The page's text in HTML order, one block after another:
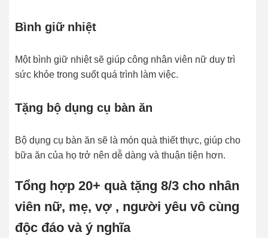
Bình giữ nhiệt
Một bình giữ nhiệt sẽ giúp công nhân viên nữ duy trì
sức khỏe trong suốt quá trình làm việc.
Tặng bộ dụng cụ bàn ăn
Bộ dụng cụ bàn ăn sẽ là món quà thiết thực, giúp cho
bữa ăn của họ trở nên dễ dàng và thuận tiện hơn.
Tổng hợp 20+ quà tặng 8/3 cho nhân
viên nữ, mẹ, vợ , người yêu vô cùng
độc đáo và ý nghĩa